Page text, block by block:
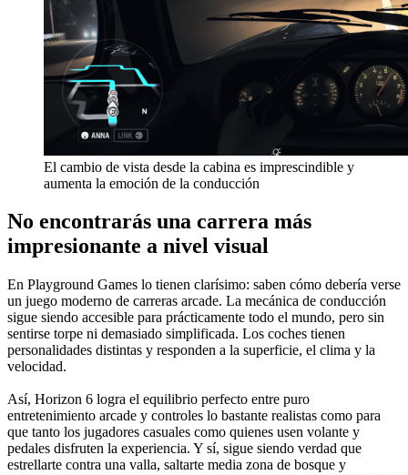
El cambio de vista desde la cabina es imprescindible y
aumenta la emoción de la conducción
No encontrarás una carrera más
impresionante a nivel visual
En Playground Games lo tienen clarísimo: saben cómo debería verse
un juego moderno de carreras arcade. La mecánica de conducción
sigue siendo accesible para prácticamente todo el mundo, pero sin
sentirse torpe ni demasiado simplificada. Los coches tienen
personalidades distintas y responden a la superficie, el clima y la
velocidad.
Así, Horizon 6 logra el equilibrio perfecto entre puro
entretenimiento arcade y controles lo bastante realistas como para
que tanto los jugadores casuales como quienes usen volante y
pedales disfruten la experiencia. Y sí, sigue siendo verdad que
estrellarte contra una valla, saltarte media zona de bosque y